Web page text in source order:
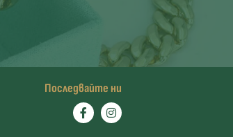
Последвайте ни